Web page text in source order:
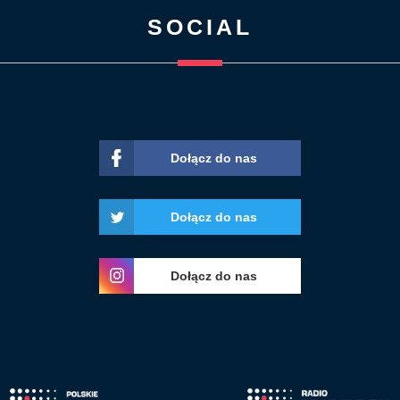
SOCIAL
Dołącz do nas
Dołącz do nas
Dołącz do nas